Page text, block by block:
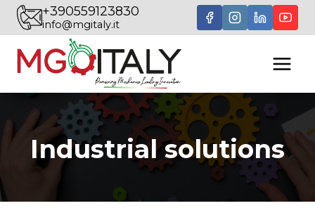
Salta
contenuto
+390559123830
info@mgitaly.it
Industrial solutions